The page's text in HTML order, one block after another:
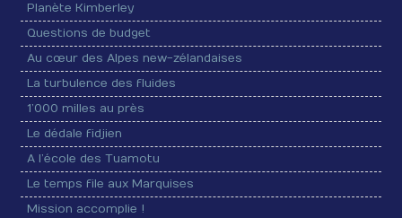
Planète Kimberley
Questions de budget
Au cœur des Alpes new-zélandaises
La turbulence des fluides
1’000 milles au près
Le dédale fidjien
A l’école des Tuamotu
Le temps file aux Marquises
Mission accomplie !